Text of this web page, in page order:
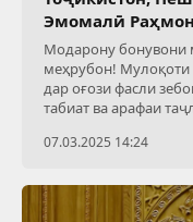
Эмомалӣ
Модарону бонувони
меҳрубон!
дар оғози фасли
табиат ва арафаи
07.03.2025 14:24